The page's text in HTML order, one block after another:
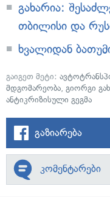
გახარია:
თბილისი და
ხვალიდან
გაიგეთ მეტი:
მდგომარეობა, გიორგი
ანტიკრიზისული გეგმა
გაზიარება
კომენტარები